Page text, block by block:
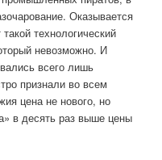
Оказывается
технологический
невозможно. И
всего лишь
признали во всем
цена не нового, но
в десять раз выше цены